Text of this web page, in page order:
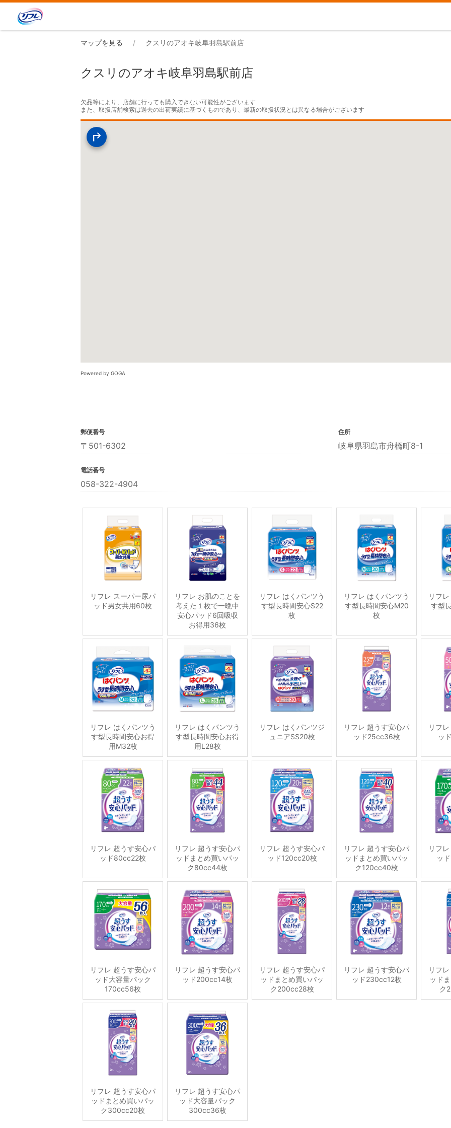
マップを見る クスリのアオキ岐阜羽島駅前店
クスリのアオキ岐阜羽島駅前店
欠品等により、店舗に行っても購入できない可能性がございます
また、取扱店舗検索は過去の出荷実績に基づくものであり、最新の取扱状況とは異なる場合がございます
Powered by GOGA
郵便番号
〒501-6302
住所
岐阜県羽島市舟橋町8-1
電話番号
058-322-4904
リフレ スーパー尿パ
ッド男女共用60枚
リフレ お肌のことを
考えた１枚で一晩中
安心パッド6回吸収
お得用36枚
リフレ はくパンツう
す型長時間安心S22
枚
リフレ はくパンツう
す型長時間安心M20
枚
リフ
す型
リフレ はくパンツう
す型長時間安心お得
用M32枚
リフレ はくパンツう
す型長時間安心お得
用L28枚
リフレ はくパンツジ
ュニアSS20枚
リフレ 超うす安心パ
ッド25cc36枚
リフ
ッ
リフレ 超うす安心パ
ッド80cc22枚
リフレ 超うす安心パ
ッドまとめ買いパッ
ク80cc44枚
リフレ 超うす安心パ
ッド120cc20枚
リフレ 超うす安心パ
ッドまとめ買いパッ
ク120cc40枚
リフ
ッ
リフレ 超うす安心パ
ッド大容量パック
170cc56枚
リフレ 超うす安心パ
ッド200cc14枚
リフレ 超うす安心パ
ッドまとめ買いパッ
ク200cc28枚
リフレ 超うす安心パ
ッド230cc12枚
リフ
ッド
ク
リフレ 超うす安心パ
ッドまとめ買いパッ
ク300cc20枚
リフレ 超うす安心パ
ッド大容量パック
300cc36枚